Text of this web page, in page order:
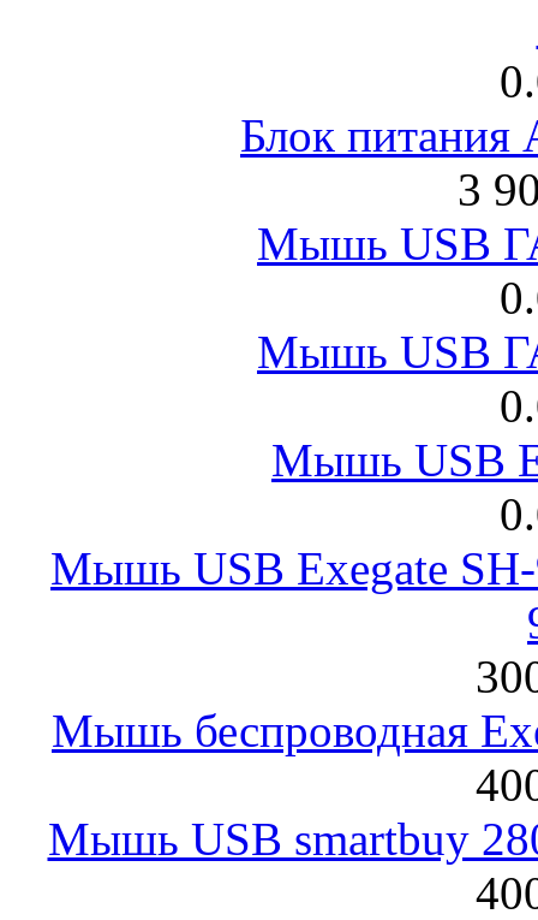
Блок питания
3
Мышь USB
Мышь USB
Мышь USB
Мышь USB Exegate
Мышь беспроводная
Мышь USB smartbuy